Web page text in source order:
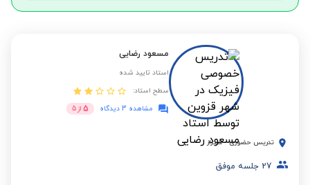
مسعود رضایی
استاد تایید شده
سطح استاد:
مشاهده 3 دیدگاه
5 از 5
تدریس حضوری - شیراز
27 جلسه موفق